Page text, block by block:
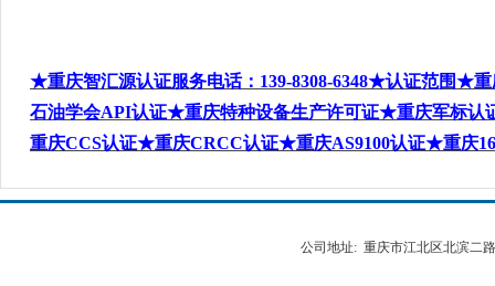
★重庆智汇源认证服务电话： 139-8308-6348★认证范围★重
石油学会API认证★重庆特种设备生产许可证★重庆军标认
重庆CCS认证★重庆CRCC认证★重庆AS9100认证★重庆
公司地址: 重庆市江北区北滨二